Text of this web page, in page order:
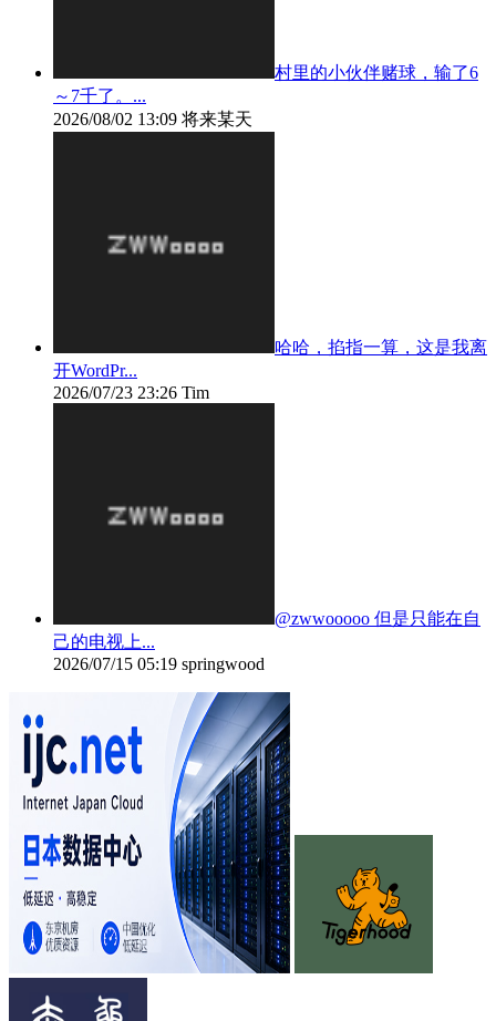
村里的小伙伴赌球，输了6
～7千了。...
2026/08/02 13:09 将来某天
哈哈，掐指一算，这是我离
开WordPr...
2026/07/23 23:26 Tim
@zwwooooo 但是只能在自
己的电视上...
2026/07/15 05:19 springwood